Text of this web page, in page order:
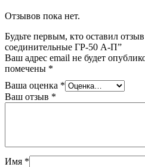
Отзывов пока нет.
Будьте первым, кто оставил
соединительные ГР-50 А-П”
Ваш адрес email не будет
помечены *
Ваша оценка *
Ваш отзыв *
Имя *